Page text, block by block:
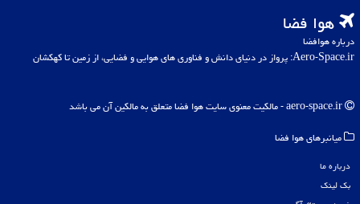
هوا فضا
درباره هوافضا
Aero-Space.ir: پرواز در دنیای دانش و فناوری های هوایی و فضایی، از زمین تا کهکشان
میانبرهای هوا فضا
درباره ما
بک لینک